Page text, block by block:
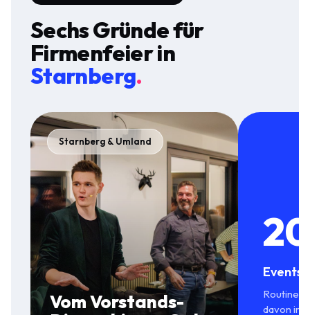
Sechs Gründe für
Firmenfeierin
Starnberg.
Starnberg & Umland
Vom Vorstands-
Events
Routine
davon in